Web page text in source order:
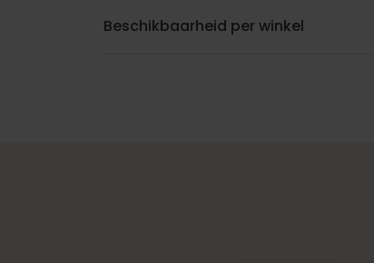
Beschikbaarheid per winkel